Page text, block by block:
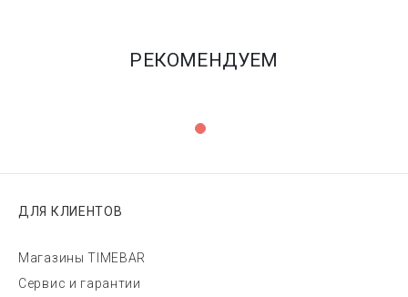
РЕКОМЕНДУЕМ
ДЛЯ КЛИЕНТОВ
Магазины TIMEBAR
Сервис и гарантии